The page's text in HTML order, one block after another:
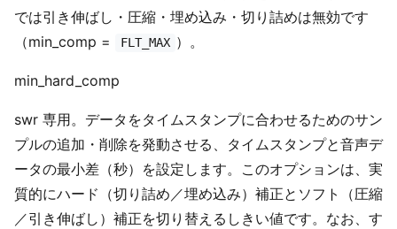
では引き伸ばし・圧縮・埋め込み・切り詰めは無効です
（min_comp =
FLT_MAX ）。
min_hard_comp
swr 専用。データをタイムスタンプに合わせるためのサン
プルの追加・削除を発動させる、タイムスタンプと音声デ
ータの最小差（秒）を設定します。このオプションは、実
質的にハード（切り詰め／埋め込み）補正とソフト（圧縮
／引き伸ばし）補正を切り替えるしきい値です。なお、す